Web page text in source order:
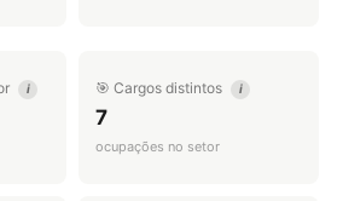
i 🎯 Cargos distintos i
7
ocupações no setor